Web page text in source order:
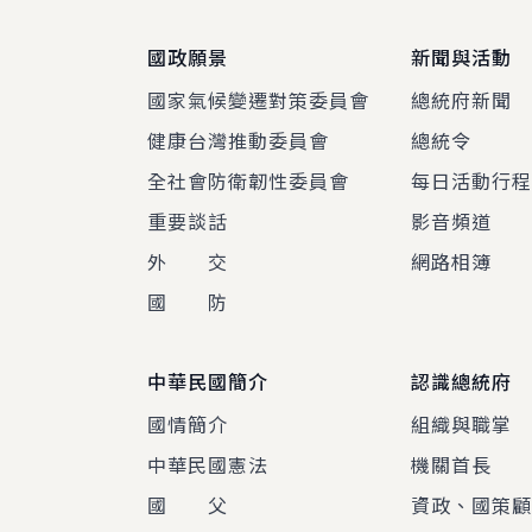
國政願景
國家氣候變遷對策委員會
健康台灣推動委員會
全社會防衛韌性委員會
重要談話
外 交
國 防
新聞與活動
總統府新聞
總統令
每日活動行程
影音頻道
網路相簿
中華民國簡介
國情簡介
中華民國憲法
國 父
認識總統府
組織與職掌
機關首長
資政、國策